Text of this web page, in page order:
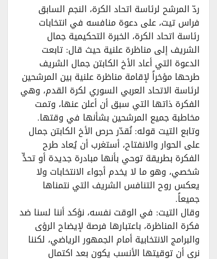
ردّ المرشح لرئاسة اتحاد الكرة، النجم السابق
فراس تيت، على دعوة منافسه في انتخابات
رئاسة اتحاد الكرة، الخبرة التحكيمية جمال
الشريف إلى مناظرة علنية حيث قال: تابعت
الدعوة التي أعاد الأخ الكابتن جمال الشريف
طرحها مؤخراً لإقامة مناظرة علنية بين المرشحين
لرئاسة الاتحاد العربي السوري لكرة القدم، وهي
الفكرة ذاتها التي سبق أن أعلن عنها، وتمت
مخاطبة جميع المرشحين بشأنها في وقتها.
وتابع التيت قوله: نُقدّر حرص الأخ الكابتن جمال
على الحوار والانفتاح، أستغرب أن يُعاد طرح
الفكرة بطريقة توحي بأنها مبادرة جديدة أو تحدٍّ
شخصي، وهو ما لا يخدم أجواء الانتخابات ولا
يعكس روح التنافس الشريف التي نتمناها
جميعاً.
وقال التيت: في الوقت نفسه، نؤكد أننا لسنا ضد
فكرة المناظرة، باعتبارها فرصة لإيضاح الرؤى
والبرامج الانتخابية أمام الجمهور الرياضي، لكننا
نرى أن توقيتها الأنسب يكون بعد اكتمال